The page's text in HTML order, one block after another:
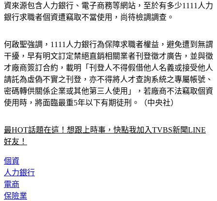
同時，何啟聖也說，台灣宅經濟商務公司竊取多達2萬筆的個
資來源包含人力銀行、電子商務等網站，至於有多少1111人力
何啟聖強調，1111人力銀行為保障求職者權益，避免遭到無謂
干擾，早有明文訂定禁絕直銷相關業者刊登徵才廣告，並與徵
才廠商簽訂合約，載明「刊登人不得假借他人名義或接受他人
請託為虛偽不實之刊登，亦不得將人才查詢系統之專屬帳號、
密碼轉供關係企業或其他第三人使用」，若廠商不法竊取個資
最HOT話題在這！想跟上時事，快點我加入TVBS新聞LINE
個資
人力銀行
電商